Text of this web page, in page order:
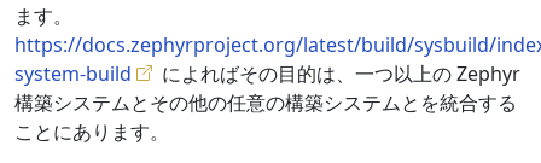
ます。
https://docs.zephyrproject.org/latest/build/sysbuild/
system-build
によればその目的は、一つ以上の Zephyr
構築システムとその他の任意の構築システムとを統合する
ことにあります。